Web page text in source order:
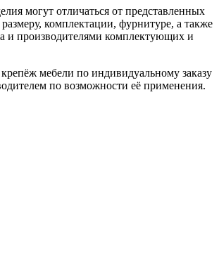
могут отличаться от представленных
комплектации, фурнитуре, а также
и производителями комплектующих и
мебели по индивидуальному заказу
по возможности её применения.